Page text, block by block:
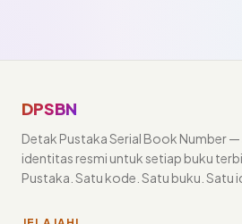
DPSBN
Detak Pustaka Serial Book Number
identitas resmi untuk setiap buku
Pustaka. Satu kode. Satu buku. Satu